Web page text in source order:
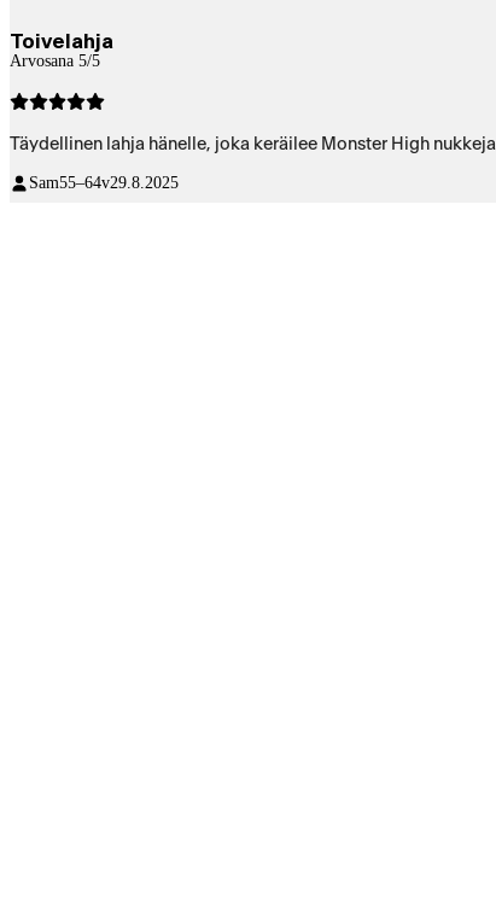
Toivelahja
Arvosana 5/5
Täydellinen lahja hänelle, joka keräilee Monster High nukkeja
Sam55–64v29.8.2025